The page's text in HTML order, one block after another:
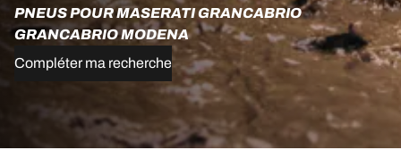
PNEUS POUR MASERATI GRANCABRIO
GRANCABRIO MODENA
Compléter ma recherche